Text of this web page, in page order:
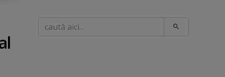
Caută